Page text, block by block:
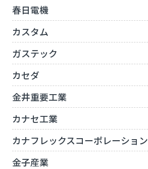
春日電機
カスタム
ガステック
カセダ
金井重要工業
カナセ工業
カナフレックスコーポレーション
金子産業